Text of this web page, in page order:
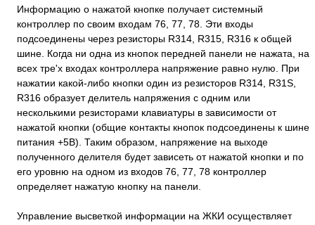
Информацию о нажатой кнопке получает системный
контроллер по своим входам 76, 77, 78. Эти входы
подсоединены через резисторы R314, R315, R316 к общей
шине. Когда ни одна из кнопок передней панели не нажата, на
всех тре'х входах контроллера напряжение равно нулю. При
нажатии какой-либо кнопки один из резисторов R314, R31S,
R316 образует делитель напряжения с одним или
несколькими резисторами клавиатуры в зависимости от
нажатой кнопки (общие контакты кнопок подсоединены к шине
питания +5В). Таким образом, напряжение на выходе
полученного делителя будет зависеть от нажатой кнопки и по
его уровню на одном из входов 76, 77, 78 контроллер
определяет нажатую кнопку на панели.
Управление высветкой информации на ЖКИ осуществляет